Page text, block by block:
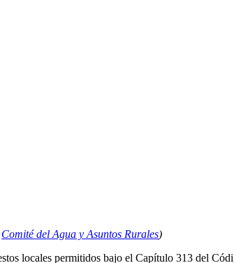
Comité del Agua y Asuntos Rurales)
locales permitidos bajo el Capítulo 313 del